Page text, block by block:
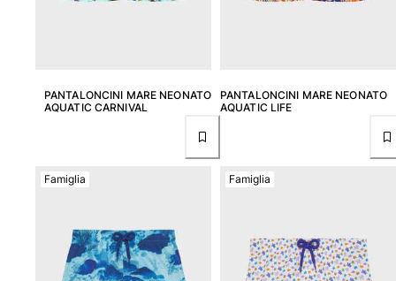
Taglie forti
Costumi da bagno
Bikinis
PANTALONCINI MARE NEONATO
AQUATIC CARNIVAL
PANTALONCINI MARE NEONATO
AQUATIC LIFE
Famiglia Famiglia